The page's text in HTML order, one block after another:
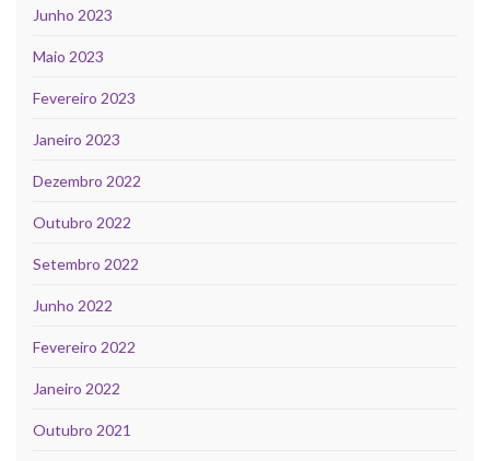
Junho 2023
Maio 2023
Fevereiro 2023
Janeiro 2023
Dezembro 2022
Outubro 2022
Setembro 2022
Junho 2022
Fevereiro 2022
Janeiro 2022
Outubro 2021